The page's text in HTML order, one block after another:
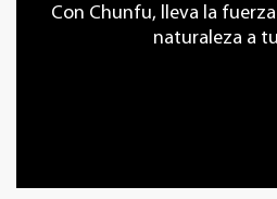
Con Chunfu, lleva la
naturaleza a